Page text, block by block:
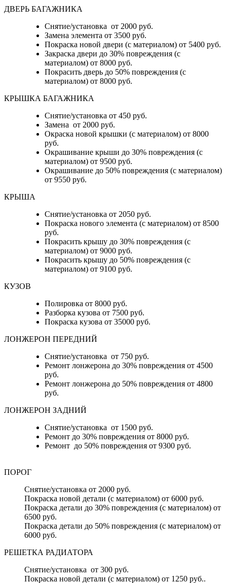
ДВЕРЬ БАГАЖНИКА
Снятие/установка от 2000 руб.
Замена элемента от 3500 руб.
Покраска новой двери (с материалом) от 5400 руб.
Закраска двери до 30% повреждения (с
материалом) от 8000 руб.
Покрасить дверь до 50% повреждения (с
материалом) от 8000 руб.
КРЫШКА БАГАЖНИКА
Снятие/установка от 450 руб.
Замена от 2000 руб.
Окраска новой крышки (с материалом) от 8000
руб.
Окрашивание крыши до 30% повреждения (с
материалом) от 9500 руб.
Окрашивание до 50% повреждения (с материалом)
от 9550 руб.
КРЫША
Снятие/установка от 2050 руб.
Покраска нового элемента (с материалом) от 8500
руб.
Покрасить крышу до 30% повреждения (с
материалом) от 9000 руб.
Покрасить крышу до 50% повреждения (с
материалом) от 9100 руб.
КУЗОВ
Полировка от 8000 руб.
Разборка кузова от 7500 руб.
Покраска кузова от 35000 руб.
ЛОНЖЕРОН ПЕРЕДНИЙ
Снятие/установка от 750 руб.
Ремонт лонжерона до 30% повреждения от 4500
руб.
Ремонт лонжерона до 50% повреждения от 4800
руб.
ЛОНЖЕРОН ЗАДНИЙ
Снятие/установка от 1500 руб.
Ремонт до 30% повреждения от 8000 руб.
Ремонт до 50% повреждения от 9300 руб.
ПОРОГ
Снятие/установка от 2000 руб.
Покраска новой детали (с материалом) от 6000 руб.
Покраска детали до 30% повреждения (с материалом) от
6500 руб.
Покраска детали до 50% повреждения (с материалом) от
6000 руб.
РЕШЕТКА РАДИАТОРА
Снятие/установка от 300 руб.
Покраска новой детали (с материалом) от 1250 руб..